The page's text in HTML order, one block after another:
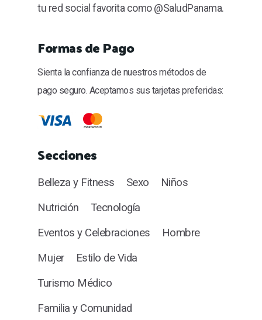
tu red social favorita como @SaludPanama.
Formas de Pago
Sienta la confianza de nuestros métodos de
pago seguro. Aceptamos sus tarjetas preferidas:
Secciones
Belleza y Fitness Sexo
Niños
Nutrición
Tecnología
Eventos y Celebraciones
Hombre
Mujer
Estilo de Vida
Turismo Médico
Familia y Comunidad